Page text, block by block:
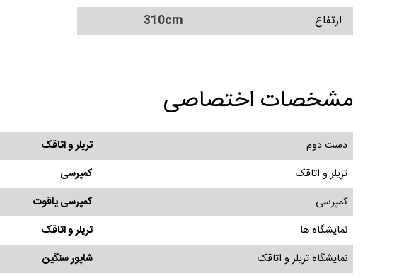
ارتفاع
310cm
مشخصات اختصاصی
دست دوم
تریلر و اتاقک
تریلر و اتاقک
کمپرسی
کمپرسی
کمپرسی یاقوت
نمایشگاه ها
تریلر و اتاقک
نمایشگاه تریلر و اتاقک
شاپور سنگین